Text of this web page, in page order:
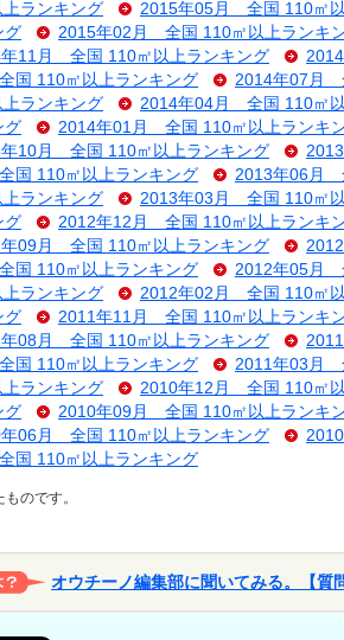
ランキング
2015年05月 全国 110㎡
グ 2015年02月 全国 110㎡以上ランキ
11月 全国 110㎡以上ランキング
国 110㎡以上ランキング
2014年07月
ランキング
2014年04月 全国 110㎡
グ 2014年01月 全国 110㎡以上ランキ
10月 全国 110㎡以上ランキング
国 110㎡以上ランキング
2013年06月
ランキング
2013年03月 全国 110㎡
グ 2012年12月 全国 110㎡以上ランキ
09月 全国 110㎡以上ランキング
国 110㎡以上ランキング
2012年05月
ランキング
2012年02月 全国 110㎡
グ 2011年11月 全国 110㎡以上ランキ
08月 全国 110㎡以上ランキング
国 110㎡以上ランキング
2011年03月
ランキング
2010年12月 全国 110㎡
グ 2010年09月 全国 110㎡以上ランキ
06月 全国 110㎡以上ランキング
国 110㎡以上ランキング
のです。
オウチーノ編集部に聞いてみる。【質